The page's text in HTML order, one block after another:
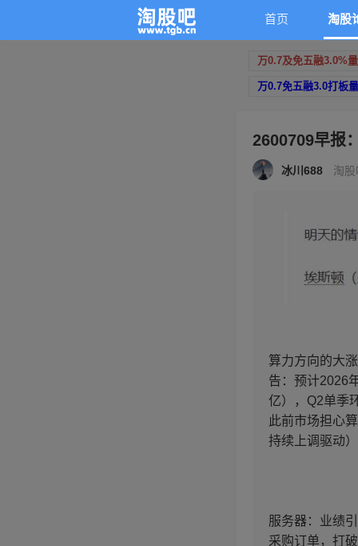
首页 淘股
万0.7及免五融3.0%
万0.7免五融3.0打板
2600709早报
冰川688 淘
算力方向的大
告：预计2026
亿），Q2单季
此前市场担心
持续上调驱动
服务器：业绩
采购订单，打